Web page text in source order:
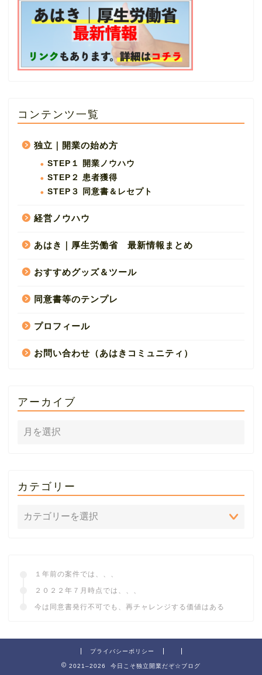
コンテンツ一覧
独立｜開業の始め方
STEP１ 開業ノウハウ
STEP２ 患者獲得
STEP３ 同意書＆レセプト
経営ノウハウ
あはき｜厚生労働省 最新情報まとめ
おすすめグッズ＆ツール
同意書等のテンプレ
プロフィール
お問い合わせ（あはきコミュニティ）
アーカイブ
カテゴリー
１年前の案件では、、、
２０２２年７月時点では、、、
今は同意書発行不可でも、再チャレンジする価値はある
プライバシーポリシー
2021–2026 今日こそ独立開業だぞ☆ブログ